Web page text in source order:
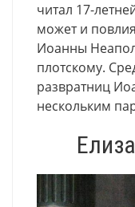
читал 17-
может и
Иоанны
плотскому.
развратниц
нескольким